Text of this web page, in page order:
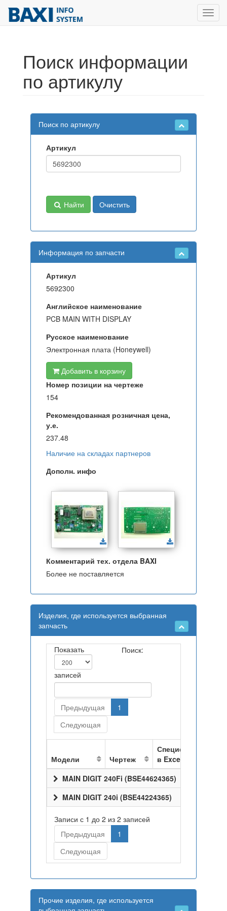
Поиск информации
по артикулу
Поиск по артикулу
Артикул
Найти Очистить
Информация по запчасти
Артикул
5692300
Английское наименование
PCB MAIN WITH DISPLAY
Русское наименование
Электронная плата (Honeywell)
Добавить в корзину
Номер позиции на чертеже
154
Рекомендованная розничная цена,
у.е.
237.48
Наличие на складах партнеров
Дополн. инфо
Комментарий тех. отдела BAXI
Более не поставляется
Изделия, где используется выбранная
запчасть
Показать
записей
Поиск:
Предыдущая
1
Следующая
Модели Чертеж
Спецификация
в Excel
MAIN DIGIT 240Fi (BSE44624365)
MAIN DIGIT 240i (BSE44224365)
Записи с 1 до 2 из 2 записей
Предыдущая
1
Следующая
Прочие изделия, где используется